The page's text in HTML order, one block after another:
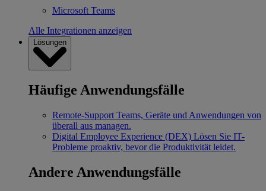
Microsoft Teams
Alle Integrationen anzeigen
Lösungen
Häufige Anwendungsfälle
Remote-Support Teams, Geräte und Anwendungen von
überall aus managen.
Digital Employee Experience (DEX) Lösen Sie IT-
Probleme proaktiv, bevor die Produktivität leidet.
Andere Anwendungsfälle